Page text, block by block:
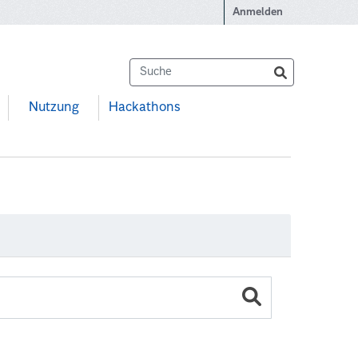
Anmelden
Nutzung Hackathons